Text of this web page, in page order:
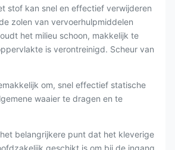
stof kan snel en effectief verwijderen
zolen van vervoerhulpmiddelen
het milieu schoon, makkelijk te
is verontreinigd. Scheur van
om, snel effectief statische
waaier te dragen en te
belangrijkere punt dat het kleverige
geschikt is om bij de ingang